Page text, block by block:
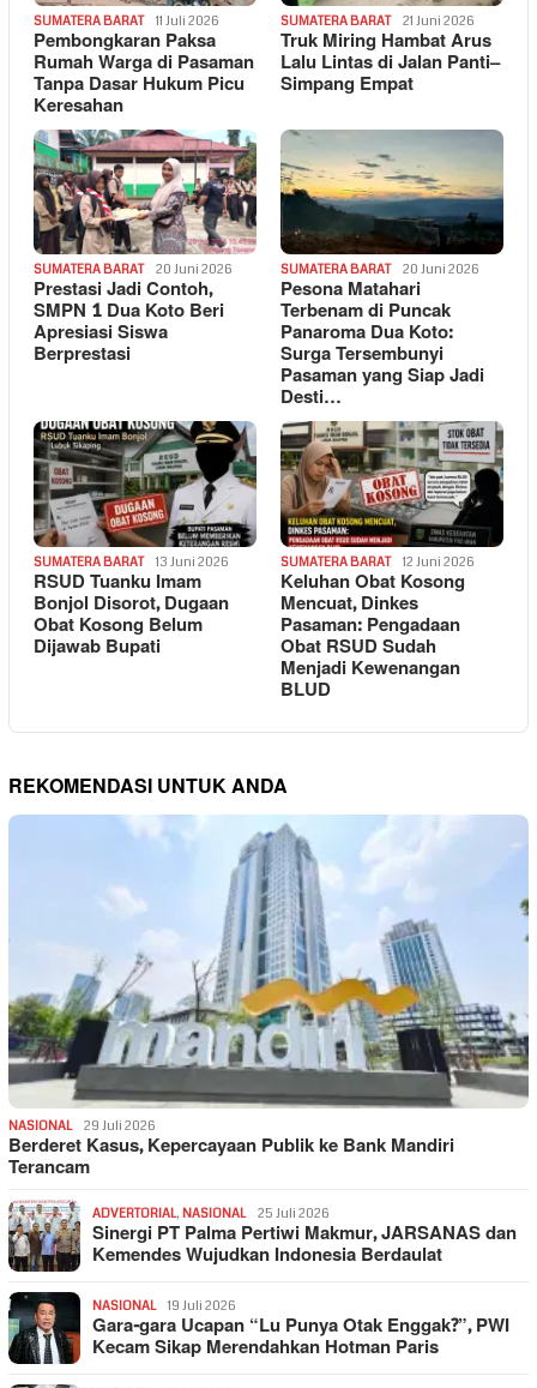
SUMATERA BARAT 11 Juli 2026
Pembongkaran Paksa
Rumah Warga di Pasaman
Tanpa Dasar Hukum Picu
Keresahan
SUMATERA BARAT 21 Juni 2026
Truk Miring Hambat Arus
Lalu Lintas di Jalan Panti–
Simpang Empat
SUMATERA BARAT 20 Juni 2026
Prestasi Jadi Contoh,
SMPN 1 Dua Koto Beri
Apresiasi Siswa
Berprestasi
SUMATERA BARAT 20 Juni 2026
Pesona Matahari
Terbenam di Puncak
Panaroma Dua Koto:
Surga Tersembunyi
Pasaman yang Siap Jadi
Desti…
SUMATERA BARAT 13 Juni 2026
RSUD Tuanku Imam
Bonjol Disorot, Dugaan
Obat Kosong Belum
Dijawab Bupati
SUMATERA BARAT 12 Juni 2026
Keluhan Obat Kosong
Mencuat, Dinkes
Pasaman: Pengadaan
Obat RSUD Sudah
Menjadi Kewenangan
BLUD
REKOMENDASI UNTUK ANDA
NASIONAL 29 Juli 2026
Berderet Kasus, Kepercayaan Publik ke Bank Mandiri
Terancam
ADVERTORIAL, NASIONAL 25 Juli 2026
Sinergi PT Palma Pertiwi Makmur, JARSANAS dan
Kemendes Wujudkan Indonesia Berdaulat
NASIONAL 19 Juli 2026
Gara-gara Ucapan “Lu Punya Otak Enggak?”, PWI
Kecam Sikap Merendahkan Hotman Paris